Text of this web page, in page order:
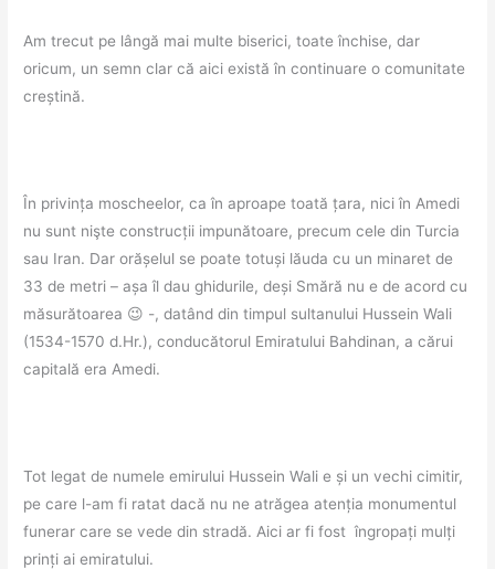
Am trecut pe lângă mai multe biserici, toate închise, dar
oricum, un semn clar că aici există în continuare o comunitate
creștină.
În privința moscheelor, ca în aproape toată țara, nici în Amedi
nu sunt nişte construcții impunătoare, precum cele din Turcia
sau Iran. Dar orășelul se poate totuși lăuda cu un minaret de
33 de metri – așa îl dau ghidurile, deși Smără nu e de acord cu
măsurătoarea 😉 -, datând din timpul sultanului Hussein Wali
(1534-1570 d.Hr.), conducătorul Emiratului Bahdinan, a cărui
capitală era Amedi.
Tot legat de numele emirului Hussein Wali e și un vechi cimitir,
pe care l-am fi ratat dacă nu ne atrăgea atenția monumentul
funerar care se vede din stradă. Aici ar fi fost îngropați mulți
prinți ai emiratului.